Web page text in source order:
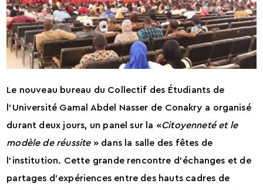
Le nouveau bureau du Collectif des Étudiants de
l’Université Gamal Abdel Nasser de Conakry a organisé
durant deux jours, un panel sur la «Citoyenneté et le
modèle de réussite » dans la salle des fêtes de
l’institution. Cette grande rencontre d’échanges et de
partages d’expériences entre des hauts cadres de